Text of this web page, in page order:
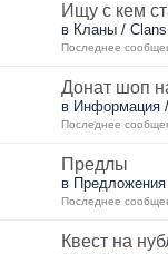
Ищу с кем
в Кланы /
Последнее
Донат шоп
в Информация
Последнее
Предлы
в
Последнее
Квест на